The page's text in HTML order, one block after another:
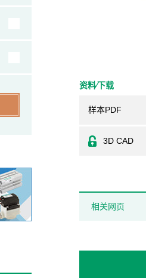
资料⁄下载
样本PDF
3D CAD
相关网页